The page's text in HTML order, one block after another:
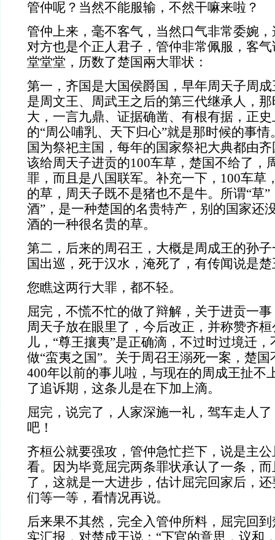
管仲呢？当然不能服输，不然干嘛来啦？
管仲上来，毫不客气，当然口气非常委婉
对方也是个正人君子，管仲非常佩服，客
堂堂堂，历数了楚国兩大罪状：
第一，齐国是大国侯爵国，早年周天子周
是周文王、周武王之后的第三代继承人，
大，一言九鼎、证据确凿、有根有据，正
的“周公哺乳、天下归心”就是那时候的事
国为祭祀主国，每年的国家祭祀大典都由
该给周天子进贡的100车草，楚国不给了，
罪，而且是八国联军。补充一下，100车草
的草，周天子既不是猪也不是牛。所谓“草”
酒”，是一种楚国的名贵特产，别的国家还
酒的一种很名贵的草。
第二，后来的周召王，大概是周成王的孙
国出巡，死于汉水，淹死了，有传闻说是
您瞧这两行大罪，都不轻。
屈完，不慌不忙的做了辩解，关于进贡一
周天子放在眼里了，今后改正，并称赞齐
儿，“尊王攘夷”是正确滴，不过时过境迁
做“蛮夷之国”。关于周召王溺死一案，楚
400年以前的事儿啦，与现在的周成王扯不
了追诉期，这条儿是在下加上滴。
屈完，说完了，人家深施一礼，驾车走人
吧！
齐桓公就要强攻，管仲急忙拦下，说是主
看。因为毕竟屈完两条罪状承认了一条，
了，这就是一大进步，估计屈完回家后，
们等一等，看情况再说。
后来果不其然，完全入管仲所料，屈完回
实汇报，对楚成王说：“下官的意思，议和